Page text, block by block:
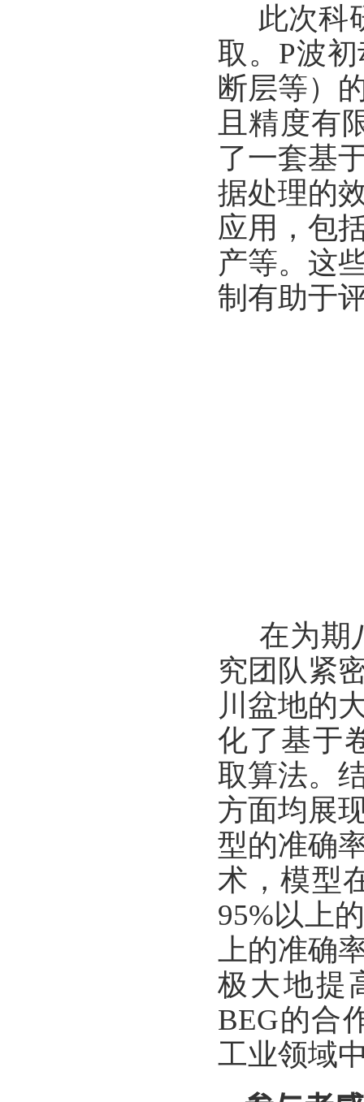
此次科
取。 P波
断层等）
且精度有
了一套基
据处理的
应用，包
产等。这
制有助于
在为期
究团队紧
川盆地的
化了基于
取算法。
方面均展
型的准确
术，模型
95%以上
上的准确
极大地提
BEG的合
工业领域